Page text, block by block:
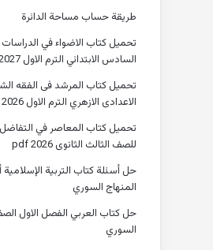
طريقة حساب مساحة الدائرة
تحميل كتاب الاضواء في
السادس الابتدائي الترم الاول 2027 pdf
تحميل كتاب المرشد فى الفقه
الاعدادى الازهري الترم الاول 2026 pdf
تحميل كتاب المعاصر في
للصف الثالث الثانوى 2026 pdf
المنهاج السوري
حل كتاب العربي الفصل الاول
السوري